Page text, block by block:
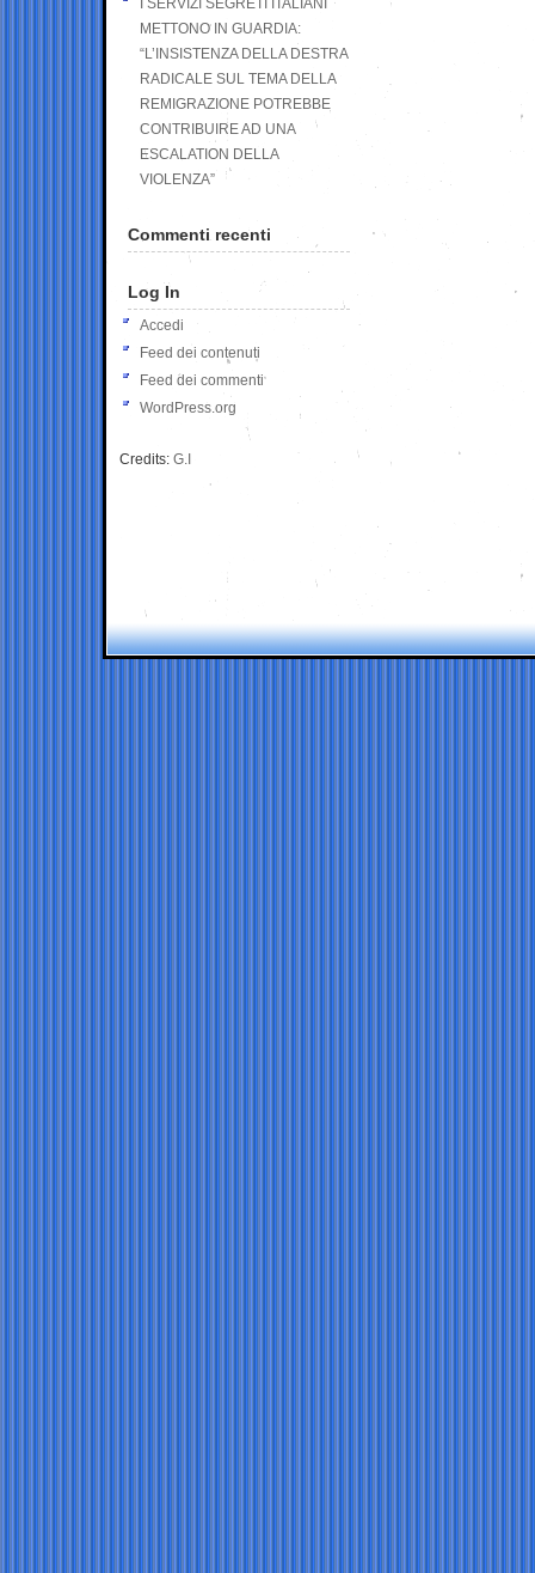
I SERVIZI SEGRETI ITALIANI
METTONO IN GUARDIA:
“L’INSISTENZA DELLA DESTRA
RADICALE SUL TEMA DELLA
REMIGRAZIONE POTREBBE
CONTRIBUIRE AD UNA
ESCALATION DELLA
VIOLENZA”
Commenti recenti
Log In
Accedi
Feed dei contenuti
Feed dei commenti
WordPress.org
Credits: G.I